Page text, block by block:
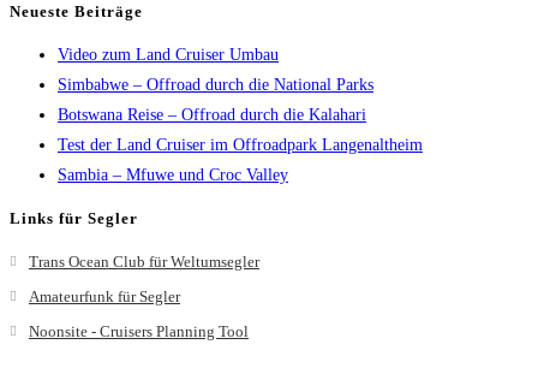
Neueste Beiträge
Video zum Land Cruiser Umbau
Simbabwe – Offroad durch die National Parks
Botswana Reise – Offroad durch die Kalahari
Test der Land Cruiser im Offroadpark Langenaltheim
Sambia – Mfuwe und Croc Valley
Links für Segler
Trans Ocean Club für Weltumsegler
Amateurfunk für Segler
Noonsite - Cruisers Planning Tool